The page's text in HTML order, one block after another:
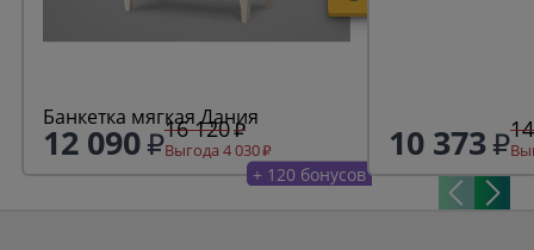
Банкетка мягкая Дания
12 090 16 120
Выгода 4 030
+ 120 бонусов
10 373